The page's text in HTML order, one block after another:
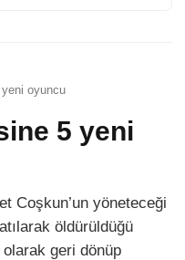
yeni oyuncu
5 yeni
Coşkun’un yöneteceği
öldürüldüğü
olarak geri dönüp